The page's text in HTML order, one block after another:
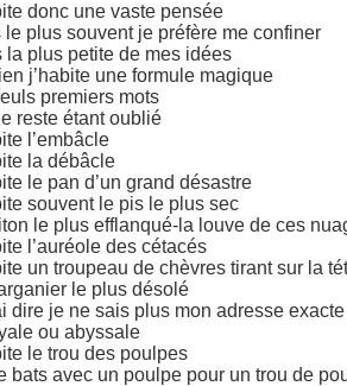
donc une vaste pensée
le plus souvent je préfère me confiner
la plus petite de mes idées
j’habite une formule magique
premiers mots
reste étant oublié
l’embâcle
la débâcle
le pan d’un grand désastre
souvent le pis le plus sec
le plus efflanqué-la louve de ces
l’auréole des cétacés
un troupeau de chèvres tirant sur la
le plus désolé
dire je ne sais plus mon adresse exacte
ou abyssale
le trou des poulpes
bats avec un poulpe pour un trou de